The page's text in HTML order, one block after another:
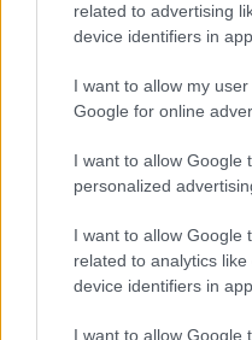
related to advertising
device identifiers in
I want to allow my
Google for online
I want to allow Google
personalized
I want to allow Google
related to analytics
device identifiers in
I want to allow Google